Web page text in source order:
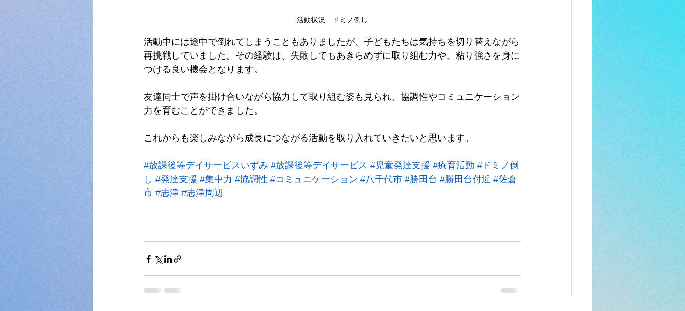
活動状況　ドミノ倒し
活動中には途中で倒れてしまうこともありましたが、子どもたちは気持ちを切り替えながら
再挑戦していました。その経験は、失敗してもあきらめずに取り組む力や、粘り強さを身に
つける良い機会となります。
友達同士で声を掛け合いながら協力して取り組む姿も見られ、協調性やコミュニケーション
力を育むことができました。
これからも楽しみながら成長につながる活動を取り入れていきたいと思います。
#放課後等デイサービスいずみ #放課後等デイサービス #児童発達支援 #療育活動 #ドミノ倒
し #発達支援 #集中力 #協調性 #コミュニケーション #八千代市 #勝田台 #勝田台付近 #佐倉
市 #志津 #志津周辺